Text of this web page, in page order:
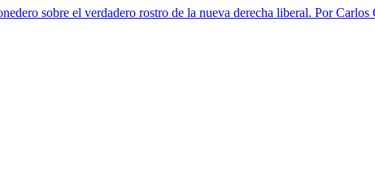
sobre el verdadero rostro de la nueva derecha liberal. Por Carlos